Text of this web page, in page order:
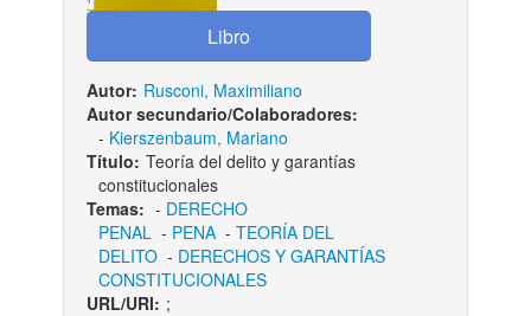
Autor: Rusconi, Maximiliano
Autor secundario/Colaboradores:
- Kierszenbaum, Mariano
Título: Teoría del delito y garantías
constitucionales
Temas: - DERECHO
PENAL - PENA- TEORÍA DEL
DELITO- DERECHOS Y GARANTÍAS
CONSTITUCIONALES
URL/URI: ;